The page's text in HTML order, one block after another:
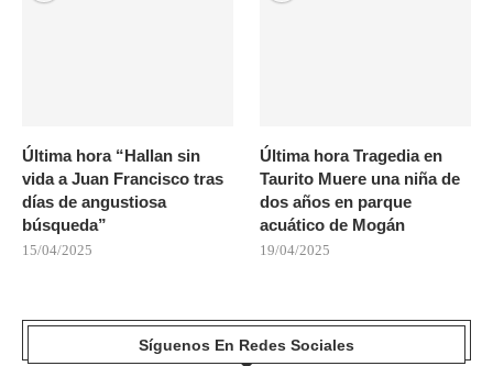
Última hora “Hallan sin
vida a Juan Francisco tras
días de angustiosa
búsqueda”
15/04/2025
Última hora Tragedia en
Taurito Muere una niña de
dos años en parque
acuático de Mogán
19/04/2025
Síguenos En Redes Sociales